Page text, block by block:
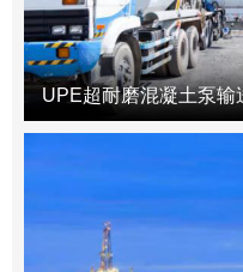
UPE超耐磨混凝土泵输